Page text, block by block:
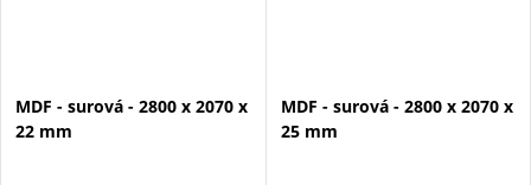
MDF - surová - 2800 x 2070 x
22 mm
MDF - surová - 2800 x 2070 x
25 mm